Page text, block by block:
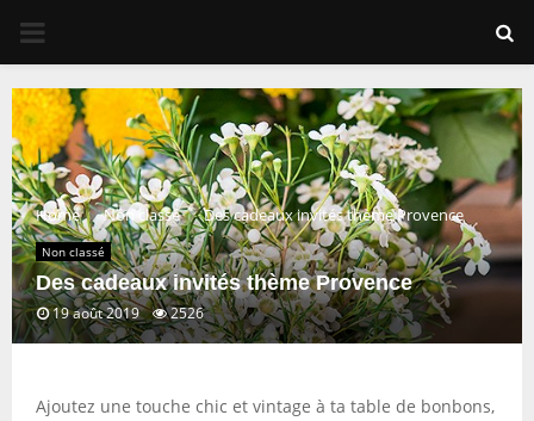
PRIMARY
MENU
Home Non classé Des cadeaux invités thème Provence
Non classé
Des cadeaux invités thème Provence
19 août 2019 2526
Ajoutez une touche chic et vintage à ta table de bonbons,